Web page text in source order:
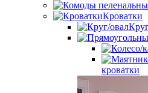
Кроватки
кроватки